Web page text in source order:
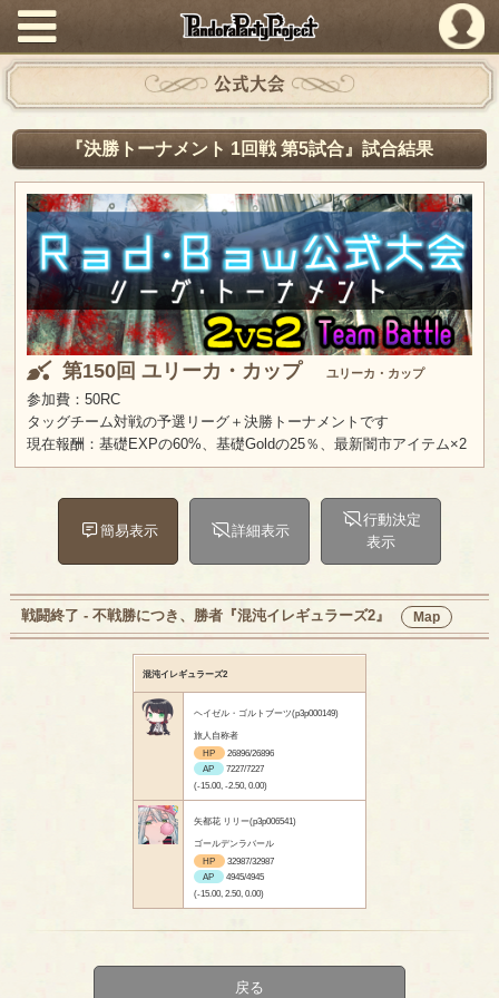
PandoraPartyProject
公式大会
『決勝トーナメント 1回戦 第5試合』試合結果
第150回 ユリーカ・カップ ユリーカ・カップ
参加費：50RC
タッグチーム対戦の予選リーグ＋決勝トーナメントです
現在報酬：基礎EXPの60%、基礎Goldの25％、最新闇市アイテム×2
簡易表示 詳細表示
行動決定
表示
戦闘終了 - 不戦勝につき、勝者『混沌イレギュラーズ2』 Map
混沌イレギュラーズ2
ヘイゼル・ゴルトブーツ(p3p000149)
旅人自称者
HP
26896/26896
AP
7227/7227
(-15.00, -2.50, 0.00)
矢都花 リリー(p3p006541)
ゴールデンラバール
HP
32987/32987
AP
4945/4945
(-15.00, 2.50, 0.00)
戻る